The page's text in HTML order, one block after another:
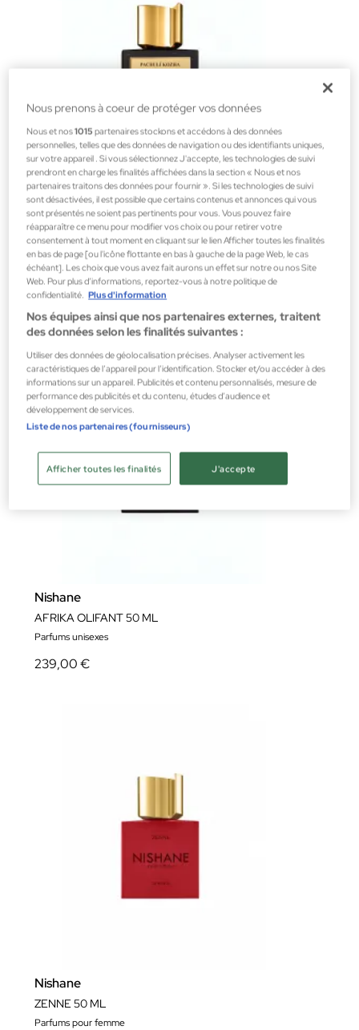
Nishane
PACHULÍ KOZHA 50 ML
Parfums pour femme
239,00 €
Nishane
AFRIKA OLIFANT 50 ML
Parfums unisexes
239,00 €
Nishane
ZENNE 50 ML
Parfums pour femme
Nous prenons à coeur de protéger vos données
Nous et nos1015 partenaires stockons et accédons à des données
personnelles, telles que des données de navigation ou des identifiants uniques,
sur votre appareil . Si vous sélectionnez J'accepte, les technologies de suivi
prendront en charge les finalités affichées dans la section « Nous et nos
partenaires traitons des données pour fournir ». Si les technologies de suivi
sont désactivées, il est possible que certains contenus et annonces qui vous
sont présentés ne soient pas pertinents pour vous. Vous pouvez faire
réapparaître ce menu pour modifier vos choix ou pour retirer votre
consentement à tout moment en cliquant sur le lien Afficher toutes les finalités
en bas de page [ou l'icône flottante en bas à gauche de la page Web, le cas
échéant]. Les choix que vous avez fait aurons un effet sur notre ou nos Site
Web. Pour plus d’informations, reportez-vous à notre politique de
confidentialité. Plus d'information
Nos équipes ainsi que nos partenaires externes, traitent
des données selon les finalités suivantes :
Utiliser des données de géolocalisation précises. Analyser activement les
caractéristiques de l’appareil pour l’identification. Stocker et/ou accéder à des
informations sur un appareil. Publicités et contenu personnalisés, mesure de
performance des publicités et du contenu, études d’audience et
développement de services.
Liste de nos partenaires (fournisseurs)
J'accepte
Afficher toutes les finalités